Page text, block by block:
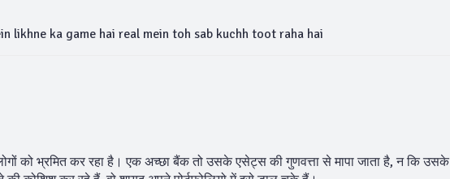
likhne ka game hai real mein toh sab kuchh toot raha hai
को भ्रमित कर रहा है। एक अच्छा बैंक तो उसके एसेट्स की गुणवत्ता से मापा जाता है, न कि उसके